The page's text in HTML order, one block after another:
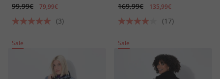
99,99€ 79,99€
(3)
169,99€ 135,99€
(17)
Sale Sale